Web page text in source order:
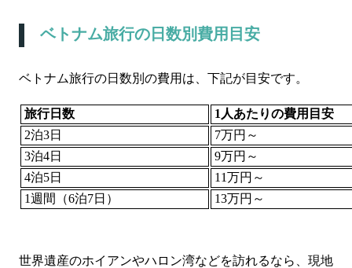
ベトナム旅行の日数別費用目安
ベトナム旅行の日数別の費用は、下記が目安です。
旅行日数 1 人あたりの費用目安
2泊3日
7万円～
3泊4日
9万円～
4泊5日
11万円～
1週間（6泊7日）
13万円～
世界遺産のホイアンやハロン湾などを訪れるなら、現地